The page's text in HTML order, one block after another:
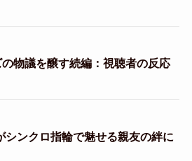
物議を醸す続編：視聴者の反応
シンクロ指輪で魅せる親友の絆に